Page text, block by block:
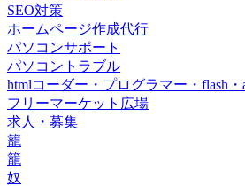
SEO対策
ホームページ作成代行
パソコンサポート
パソコントラブル
htmlコーダー・プログラマー・flash・
フリーマーケット広場
求人・募集
籠
籠
奴